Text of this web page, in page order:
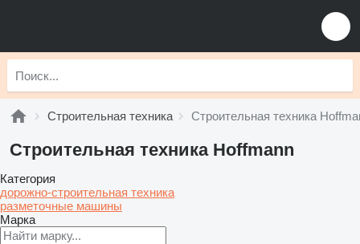
Строительная техника Строительная техника
Строительная техника Hoffmann
Категория
дорожно-строительная техника
разметочные машины
Марка